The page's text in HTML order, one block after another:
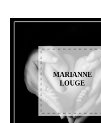
MARIANNE
LOUGE